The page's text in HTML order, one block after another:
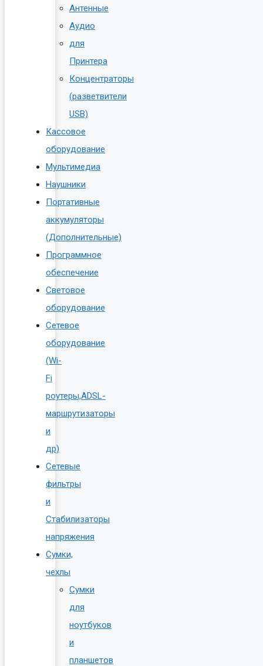
Антенные
Аудио
для
Принтера
Концентраторы
(разветвители
USB)
Кассовое
оборудование
Мультимедиа
Наушники
Портативные
аккумуляторы
(Дополнительные)
Программное
обеспечение
Световое
оборудование
Сетевое
оборудование
(Wi-
Fi
роутеры,ADSL-
маршрутизаторы
и
др)
Сетевые
фильтры
и
Стабилизаторы
напряжения
Сумки,
чехлы
Сумки
для
ноутбуков
и
планшетов